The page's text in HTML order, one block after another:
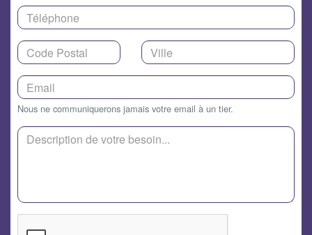
Nous ne communiquerons jamais votre email à un tier.